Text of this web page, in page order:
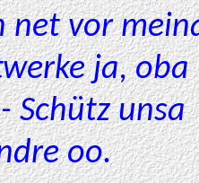
net vor
ja, oba
Schütz unsa
oo.